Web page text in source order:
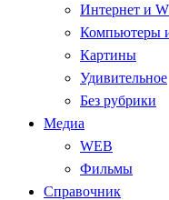
Интернет и
Компьютеры
Картины
Удивительное
Без рубрики
Медиа
WEB
Фильмы
Справочник